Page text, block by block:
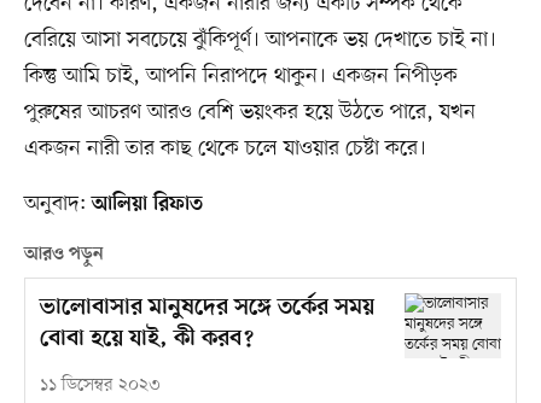
বেরিয়ে আসা সবচেয়ে ঝুঁকিপূর্ণ। আপনাকে ভয় দেখাতে চাই না।
কিন্তু আমি চাই, আপনি নিরাপদে থাকুন। একজন নিপীড়ক
পুরুষের আচরণ আরও বেশি ভয়ংকর হয়ে উঠতে পারে, যখন
একজন নারী তার কাছ থেকে চলে যাওয়ার চেষ্টা করে।
অনুবাদ:আলিয়া রিফাত
আরও পড়ুন
ভালোবাসার মানুষদের সঙ্গে তর্কের সময়
বোবা হয়ে যাই, কী করব?
১১ ডিসেম্বর ২০২৩